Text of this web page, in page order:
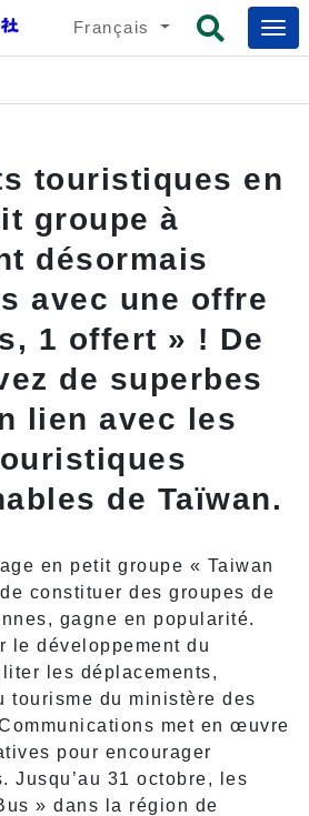
Français
touristiques en
groupe à
désormais
avec une offre
1 offert » ! De
de superbes
lien avec les
de Taïwan.
en petit groupe « Taiwan
constituer des groupes de
gagne en popularité.
le développement du
les déplacements,
tourisme du ministère des
met en œuvre
pour encourager
Jusqu’au 31 octobre, les
» dans la région de